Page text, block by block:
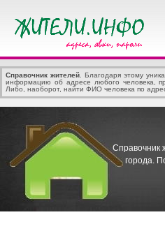
Справочник жителей . Благодаря этому
информацию об адресе любого человека,
Либо, наоборот, найти ФИО человека по
Справочник
города.